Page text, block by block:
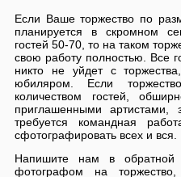
Если Ваше торжество по
планируется в скромном
гостей 50-70, то на таком
свою работу полностью. Все
никто не уйдет с
юбиляром. Если
количеством гостей,
приглашенными артистами,
требуется командная
сфотографировать всех и вся.
Напишите нам в
фотографом на